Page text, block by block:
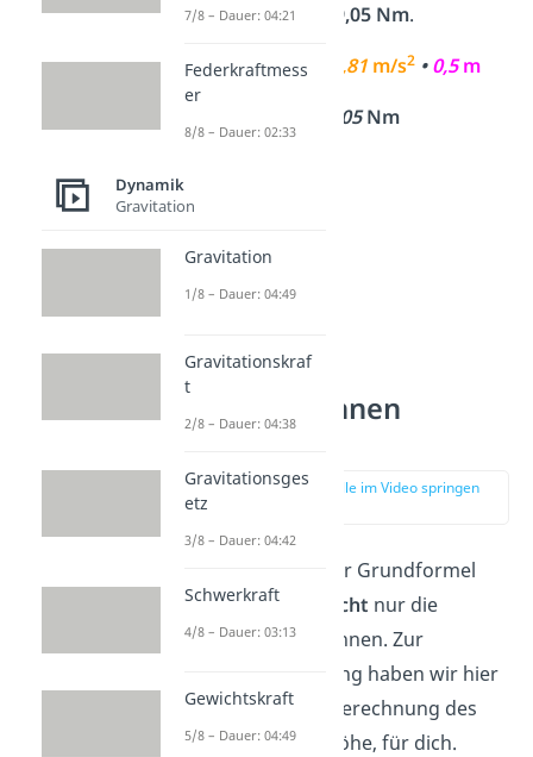
Hubarbeit von
49,05 Nm.
WH=10kg 9,81 m/s2 •0,5m
= 49,05Nm
Hub berechnen
Beispiel
zur Stelle im Video springen
Du kannst mit der Grundformel
aber natürlich
nicht nur die
Hubarbeit berechnen. Zur
Veranschaulichung haben wir hier
ein Beispiel zur Berechnung des
Hubs, also der Höhe, für dich.
7/8 – Dauer: 04:21
Federkraftmess
er
8/8 – Dauer: 02:33
Dynamik
Gravitation
Gravitation
1/8 – Dauer: 04:49
Gravitationskraf
t
2/8 – Dauer: 04:38
Gravitationsges
etz
3/8 – Dauer: 04:42
Schwerkraft
4/8 – Dauer: 03:13
Gewichtskraft
5/8 – Dauer: 04:49